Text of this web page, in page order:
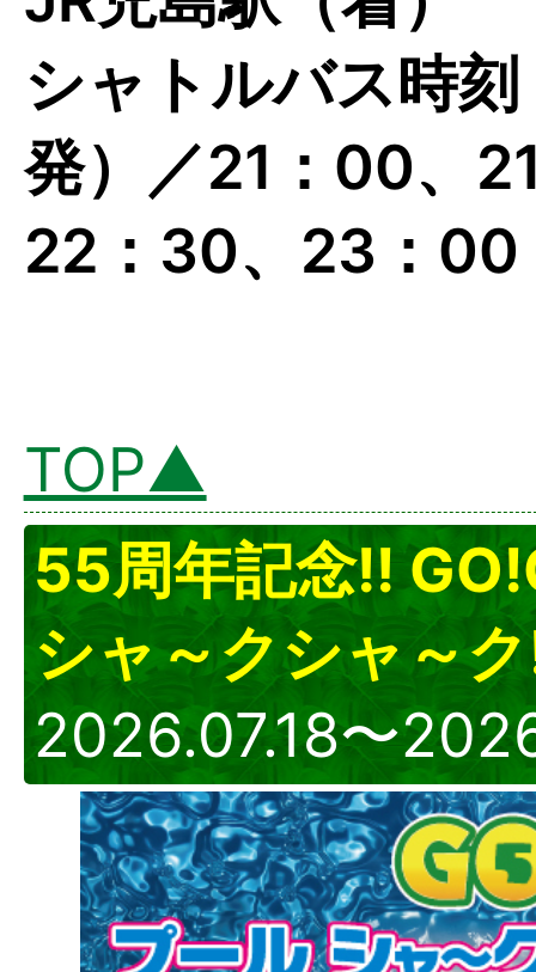
シャトルバス時
発）／21：00、
22：30、23：00
TOP▲
55周年記念!!
シャ～クシャ～
2026.07.18〜